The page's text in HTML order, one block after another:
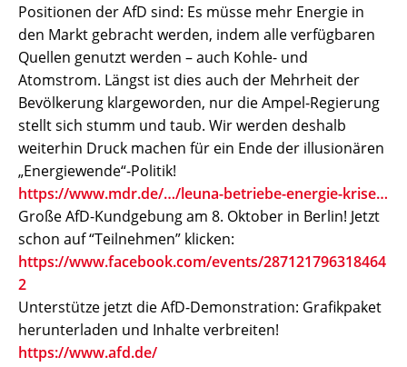
Positionen der AfD sind: Es müsse mehr Energie in
den Markt gebracht werden, indem alle verfügbaren
Quellen genutzt werden – auch Kohle- und
Atomstrom. Längst ist dies auch der Mehrheit der
Bevölkerung klargeworden, nur die Ampel-Regierung
stellt sich stumm und taub. Wir werden deshalb
weiterhin Druck machen für ein Ende der illusionären
„Energiewende“-Politik!
https://www.mdr.de/…/leuna-betriebe-energie-krise…
Große AfD-Kundgebung am 8. Oktober in Berlin! Jetzt
schon auf “Teilnehmen” klicken:
https://www.facebook.com/events/287121796318464
2
Unterstütze jetzt die AfD-Demonstration: Grafikpaket
herunterladen und Inhalte verbreiten!
https://www.afd.de/